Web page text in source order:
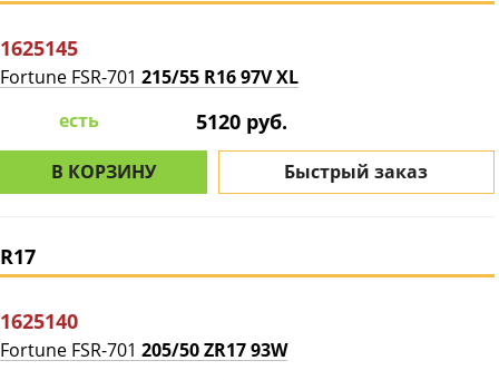
1625145
Fortune FSR-701 215/55 R16 97V XL
есть
5120 руб.
В КОРЗИНУ Быстрый заказ
R17
1625140
Fortune FSR-701 205/50 ZR17 93W